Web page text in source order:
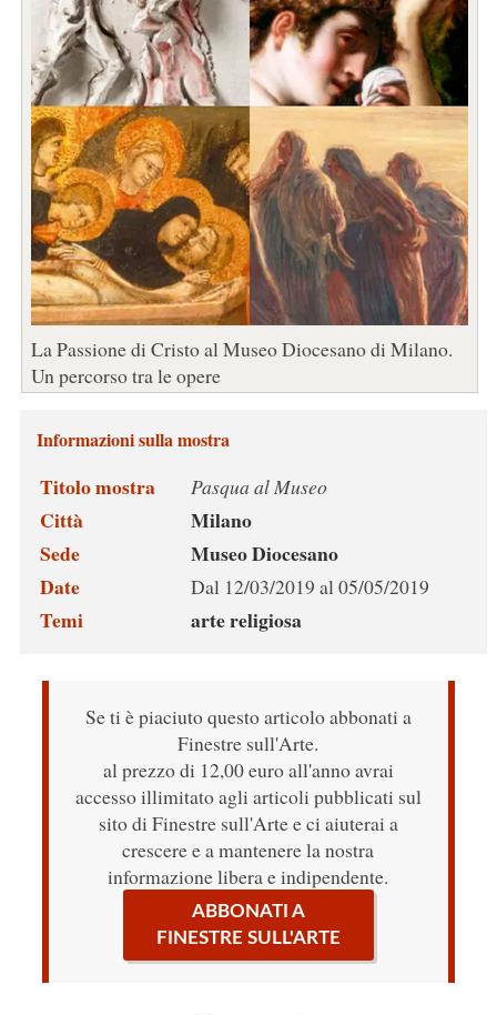
La Passione di Cristo al Museo Diocesano di Milano.
Un percorso tra le opere
Informazioni sulla mostra
Titolo mostra Pasqua al Museo
Città
Milano
Sede
Museo Diocesano
Date
Dal 12/03/2019 al 05/05/2019
Temi arte religiosa
Se ti è piaciuto questo articolo abbonati a
Finestre sull'Arte.
al prezzo di 12,00 euro all'anno avrai
accesso illimitato agli articoli pubblicati sul
sito di Finestre sull'Arte e ci aiuterai a
crescere e a mantenere la nostra
informazione libera e indipendente.
ABBONATI A
FINESTRE SULL'ARTE